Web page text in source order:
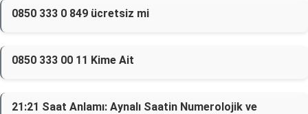
0850 333 0 849 ücretsiz mi
0850 333 00 11 Kime Ait
21:21 Saat Anlamı: Aynalı Saatin Numerolojik ve